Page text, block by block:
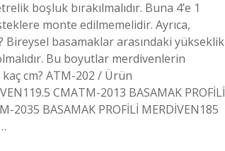
boşluk bırakılmalıdır. Buna 4’e 1
monte edilmemelidir. Ayrıca,
Bireysel basamaklar arasındaki yükseklik
Bu boyutlar merdivenlerin
cm? ATM-202 / Ürün
CMATM-2013 BASAMAK PROFİLİ
2035 BASAMAK PROFİLİ MERDİVEN185